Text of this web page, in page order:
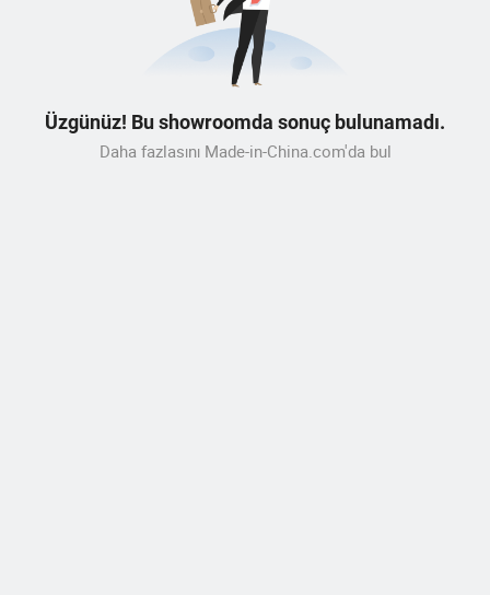
Üzgünüz! Bu showroomda sonuç bulunamadı.
Daha fazlasını Made-in-China.com'da bul